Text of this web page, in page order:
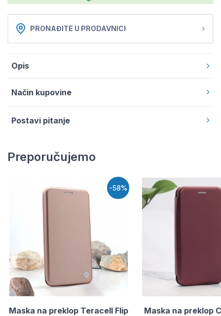
PRONAĐITE U PRODAVNICI
Opis
Način kupovine
Postavi pitanje
Preporučujemo
-58%
Maska na preklop Teracell Flip
Maska na preklop